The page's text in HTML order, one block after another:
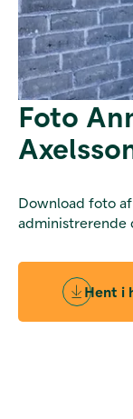
Foto
Download foto
administrerende
Hent i